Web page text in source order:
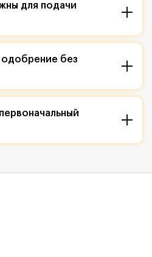
для подачи
одобрение без